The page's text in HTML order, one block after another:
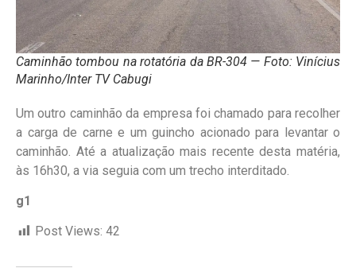
Caminhão tombou na rotatória da BR-304 — Foto: Vinícius
Marinho/Inter TV Cabugi
Um outro caminhão da empresa foi chamado para recolher
a carga de carne e um guincho acionado para levantar o
caminhão. Até a atualização mais recente desta matéria,
às 16h30, a via seguia com um trecho interditado.
g1
Post Views: 42